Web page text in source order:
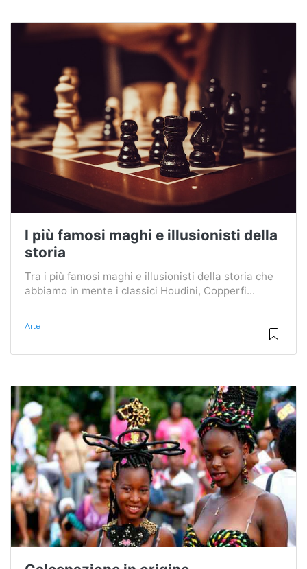
I più famosi maghi e illusionisti della
storia
Tra i più famosi maghi e illusionisti della storia che
abbiamo in mente i classici Houdini, Copperfi...
Arte